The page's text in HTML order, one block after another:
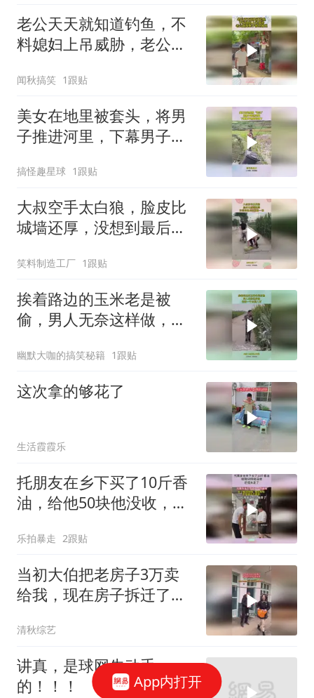
老公天天就知道钓鱼，不
料媳妇上吊威胁，老公踹
闻秋搞笑 1跟贴
美女在地里被套头，将男
子推进河里，下幕男子想
搞怪趣星球 1跟贴
大叔空手太白狼，脸皮比
城墙还厚，没想到最后空
笑料制造工厂 1跟贴
挨着路边的玉米老是被
偷，男人无奈这样做，伤
幽默大咖的搞笑秘籍 1跟贴
这次拿的够花了
生活霞霞乐
托朋友在乡下买了10斤香
油，给他50块他没收，还
乐拍暴走 2跟贴
当初大伯把老房子3万卖
给我，现在房子拆迁了，
清秋综艺
讲真，是球网先动手
的！！！
App内打开